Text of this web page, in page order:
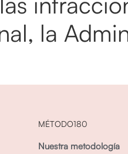
la
MÉTODO180
Nuestra metodología